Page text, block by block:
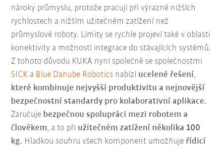
nároky průmyslu, protože pracují při výrazně nižších
rychlostech a nižším užitečném zatížení než
průmyslové roboty. Limity se rychle projeví také v oblasti
konektivity a možností integrace do stávajících systémů.
Z tohoto důvodu KUKA nyní společně se společnostmi
SICK a Blue Danube Robotics nabízí ucelené řešení,
které kombinuje nejvyšší produktivitu a nejnovější
bezpečnostní standardy pro kolaborativní aplikace.
Zaručuje bezpečnou spolupráci mezi robotem a
člověkem, a to při užitečném zatížení několika 100
kg. Hladkou souhru všech komponent umožňuje řídicí